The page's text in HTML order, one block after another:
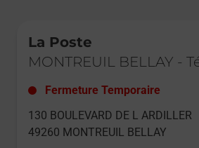
La Poste
MONTREUIL BELLAY -
Fermeture Temporaire
130 BOULEVARD DE L ARDILLER
49260 MONTREUIL BELLAY